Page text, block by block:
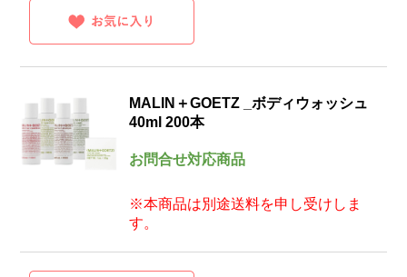
MALIN＋GOETZ _ボディウォッシュ
40ml 200本
お問合せ対応商品
※本商品は別途送料を申し受けしま
す。